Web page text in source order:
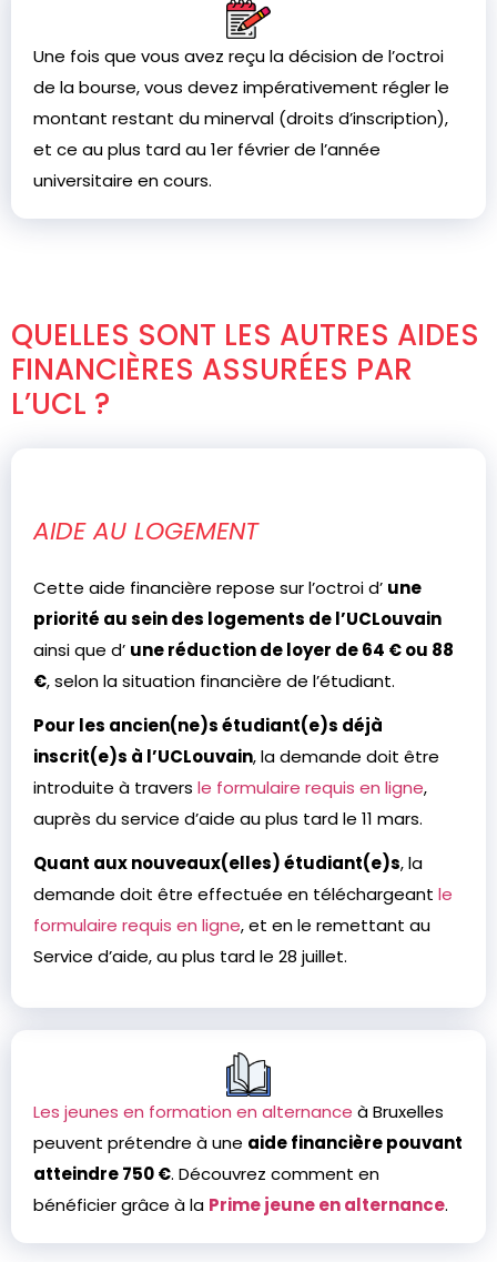
Une fois que vous avez reçu la décision de l’octroi
de la bourse, vous devez impérativement régler le
montant restant du minerval (droits d’inscription),
et ce au plus tard au 1er février de l’année
universitaire en cours.
QUELLES SONT LES AUTRES AIDES
FINANCIÈRES ASSURÉES PAR
L’UCL ?
AIDE AU LOGEMENT
Cette aide financière repose sur l’octroi d’ une
priorité au sein des logements de l’UCLouvain
ainsi que d’ une réduction de loyer de 64 € ou 88
€, selon la situation financière de l’étudiant.
Pour les ancien(ne)s étudiant(e)s déjà
inscrit(e)s à l’UCLouvain, la demande doit être
introduite à travers le formulaire requis en ligne,
auprès du service d’aide au plus tard le 11 mars.
Quant aux nouveaux(elles) étudiant(e)s, la
demande doit être effectuée en téléchargeant le
formulaire requis en ligne, et en le remettant au
Service d’aide, au plus tard le 28 juillet.
Les jeunes en formation en alternance à Bruxelles
peuvent prétendre à une aide financière pouvant
atteindre 750 €. Découvrez comment en
bénéficier grâce à la Prime jeune en alternance.